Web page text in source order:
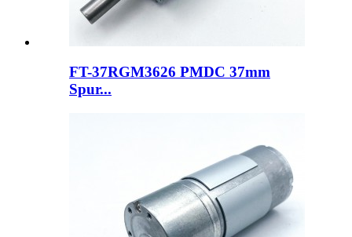
FT-37RGM3626 PMDC 37mm
Spur...